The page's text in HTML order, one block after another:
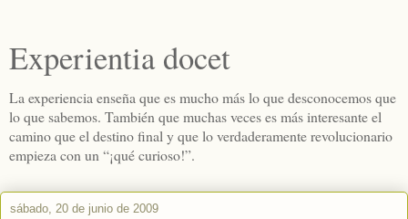
Experientia docet
La experiencia enseña que es mucho más lo que desconocemos que
lo que sabemos. También que muchas veces es más interesante el
camino que el destino final y que lo verdaderamente revolucionario
empieza con un “¡qué curioso!”.
sábado, 20 de junio de 2009